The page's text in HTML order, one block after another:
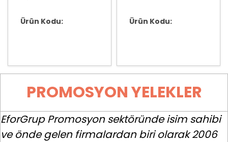
Ürün Kodu: Ürün Kodu:
PROMOSYON YELEKLER
EforGrup Promosyon sektöründe isim sahibi
ve önde gelen firmalardan biri olarak 2006